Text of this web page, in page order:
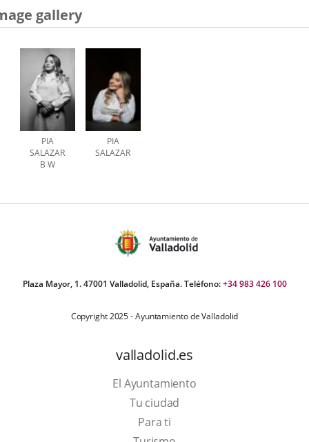
gallery
PIA
SALAZAR
B W
PIA
SALAZAR
Plaza Mayor, 1. 47001 Valladolid, España. Teléfono:+34 983 426 100
Copyright 2025 - Ayuntamiento de Valladolid
valladolid.es
El Ayuntamiento
Tu ciudad
Para ti